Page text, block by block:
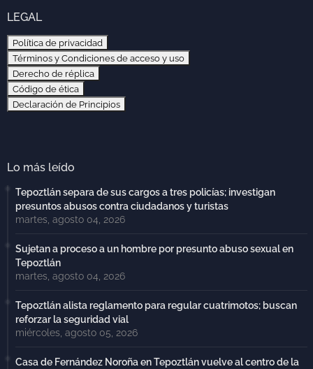
LEGAL
Política de privacidad
Términos y Condiciones de acceso y uso
Derecho de réplica
Código de ética
Declaración de Principios
Lo más leído
Tepoztlán separa de sus cargos a tres policías; investigan
presuntos abusos contra ciudadanos y turistas
martes, agosto 04, 2026
Sujetan a proceso a un hombre por presunto abuso sexual en
Tepoztlán
martes, agosto 04, 2026
Tepoztlán alista reglamento para regular cuatrimotos; buscan
reforzar la seguridad vial
miércoles, agosto 05, 2026
Casa de Fernández Noroña en Tepoztlán vuelve al centro de la